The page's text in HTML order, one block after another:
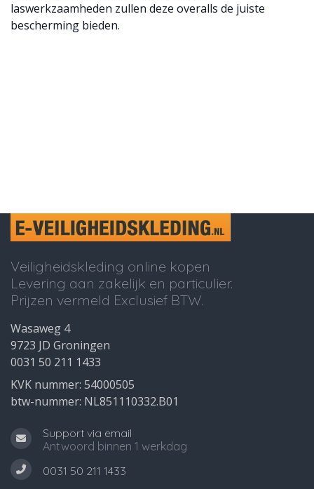
laswerkzaamheden zullen deze overalls de juiste
bescherming bieden.
Veiligheidskleding online kopen
Levering aan zakelijk en particulier.
Prijzen vermeld Exclusief BTW.
Wasaweg 4
9723 JD Groningen
0031 50 211 1433
KVK nummer: 54000505
btw-nummer: NL851110332.B01
Support via email
Antwoord binnen 1 werkdag
0031 50 211 1433